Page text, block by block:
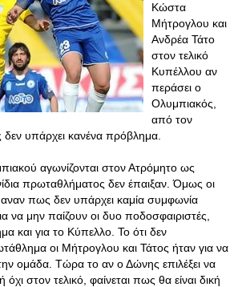
Κώστα
Μήτρογλου και
Ανδρέα Τάτο
στον τελικό
Κυπέλλου αν
περάσει ο
Ολυμπιακός,
από τον
υπάρχει κανένα πρόβλημα.
αγωνίζονται στον Ατρόμητο ως
πρωταθλήματος δεν έπαιξαν. Όμως οι
πως δεν υπάρχει καμία συμφωνία
να μην παίζουν οι δυο ποδοσφαιριστές,
και για το Κύπελλο. Το ότι δεν
οι Μήτρογλου και Τάτος ήταν για να
ομάδα. Τώρα το αν ο Δώνης επιλέξει να
στον τελικό, φαίνεται πως θα είναι δική